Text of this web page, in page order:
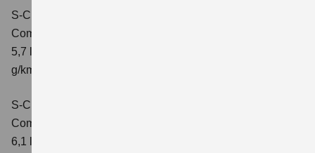
S-Cross 1.4 BOOSTERJET HYBRID ALLGRIP
Comfort+
5,7 l/100 km; kombinierter Wert der CO2-Emission: 131
g/km; CO2-Klasse: D
S-Cross 1.4 BOOSTERJET HYBRID ALLGRIP AT
Comfort+
6,1 l/100 km; kombinierter Wert der CO2-Emission: 141